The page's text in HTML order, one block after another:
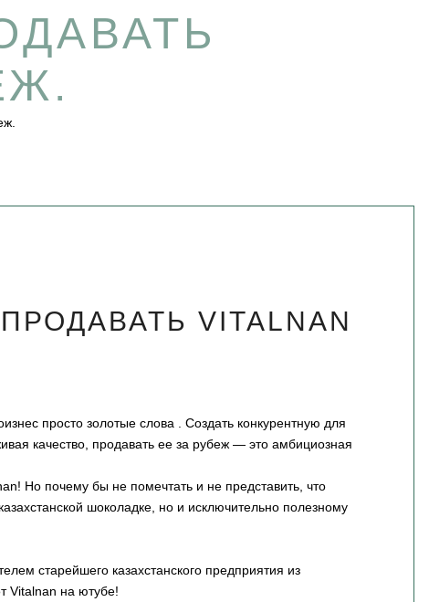
VITALNAN
просто золотые слова . Создать конкурентную для
качество, продавать ее за рубеж — это амбициозная
Но почему бы не помечтать и не представить, что
шоколадке, но и исключительно полезному
старейшего казахстанского предприятия из
Vitalnan на ютубе!